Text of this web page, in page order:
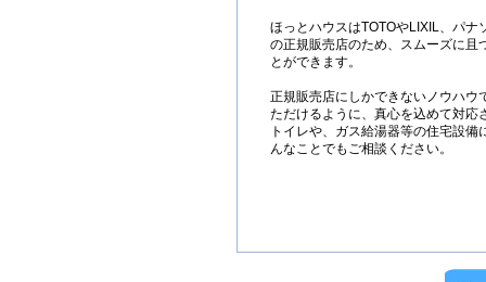
ほっとハウスはTOTOやLIXIL、パナ
の正規販売店のため、スムーズに且
とができます。
正規販売店にしかできないノウハウ
ただけるように、真心を込めて対応
トイレや、ガス給湯器等の住宅設
んなことでもご相談ください。